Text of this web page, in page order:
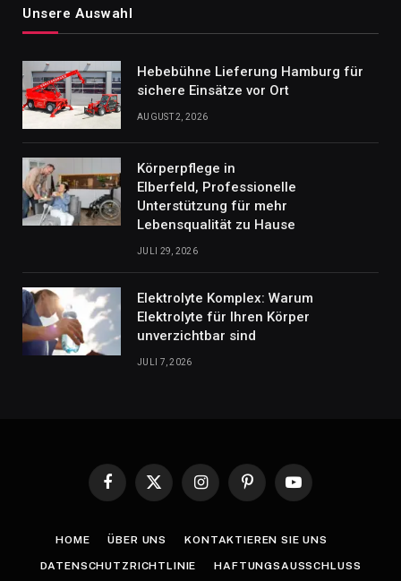
Unsere Auswahl
Hebebühne Lieferung Hamburg für
sichere Einsätze vor Ort
AUGUST 2, 2026
Körperpflege in
Elberfeld, Professionelle
Unterstützung für mehr
Lebensqualität zu Hause
JULI 29, 2026
Elektrolyte Komplex: Warum
Elektrolyte für Ihren Körper
unverzichtbar sind
JULI 7, 2026
Facebook
X
InstagramPinterestYouTube
HOME ÜBER UNS KONTAKTIEREN SIE UNS
DATENSCHUTZRICHTLINIE HAFTUNGSAUSSCHLUSS